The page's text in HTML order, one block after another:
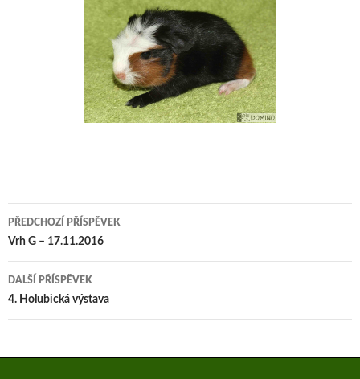
Navigace
pro
příspěvek
PŘEDCHOZÍ PŘÍSPĚVEK
Vrh G – 17.11.2016
DALŠÍ PŘÍSPĚVEK
4. Holubická výstava